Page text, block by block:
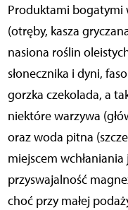
Produktami bogatymi
(otręby, kasza
nasiona roślin
słonecznika i dyni,
gorzka czekolada, a
niektóre warzywa
oraz woda pitna
miejscem
przyswajalność
choć przy małej